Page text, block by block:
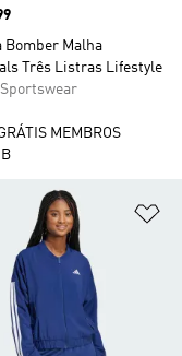
Bomber Malha
Três Listras Lifestyle
MEMBROS
Lista de Desejos